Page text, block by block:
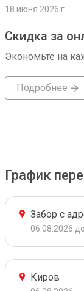
18 июня 2026 г.
Скидка за
Экономьте на
Подробнее
График
Забор с
06.08.2026
Киров